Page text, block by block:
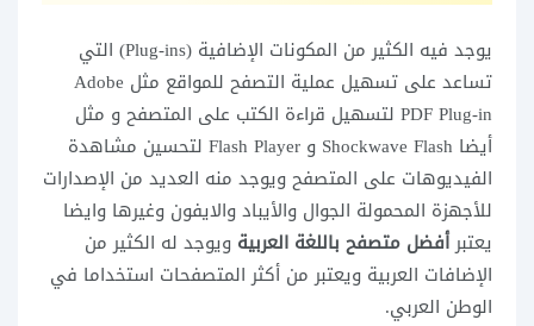
يوجد فيه الكثير من المكونات الإضافية (Plug-ins) التي
تساعد على تسهيل عملية التصفح للمواقع مثل Adobe
PDF Plug-in لتسهيل قراءة الكتب على المتصفح و مثل
أيضا Shockwave Flash و Flash Player لتحسين مشاهدة
الفيديوهات على المتصفح ويوجد منه العديد من الإصدارات
للأجهزة المحمولة الجوال والأيباد والايفون وغيرها وايضا
يعتبرأفضل متصفح باللغة العربية ويوجد له الكثير من
الإضافات العربية ويعتبر من أكثر المتصفحات استخداما في
الوطن العربي.